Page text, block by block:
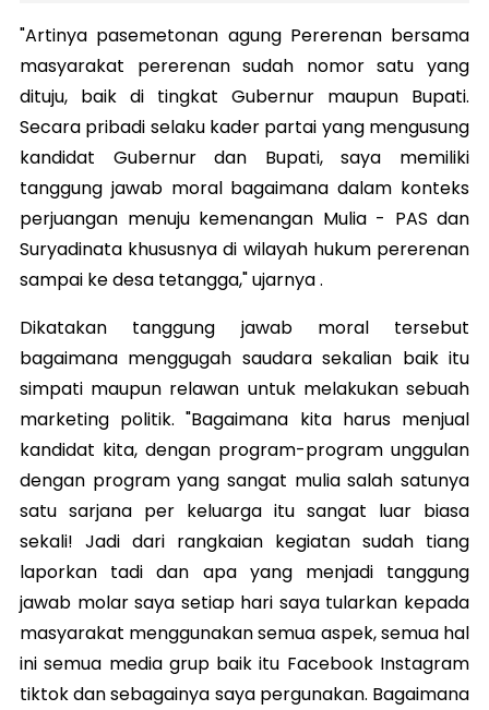
"Artinya pasemetonan agung Pererenan bersama
masyarakat pererenan sudah nomor satu yang
dituju, baik di tingkat Gubernur maupun Bupati.
Secara pribadi selaku kader partai yang mengusung
kandidat Gubernur dan Bupati, saya memiliki
tanggung jawab moral bagaimana dalam konteks
perjuangan menuju kemenangan Mulia - PAS dan
Suryadinata khususnya di wilayah hukum pererenan
sampai ke desa tetangga," ujarnya .
Dikatakan tanggung jawab moral tersebut
bagaimana menggugah saudara sekalian baik itu
simpati maupun relawan untuk melakukan sebuah
marketing politik. "Bagaimana kita harus menjual
kandidat kita, dengan program-program unggulan
dengan program yang sangat mulia salah satunya
satu sarjana per keluarga itu sangat luar biasa
sekali! Jadi dari rangkaian kegiatan sudah tiang
laporkan tadi dan apa yang menjadi tanggung
jawab molar saya setiap hari saya tularkan kepada
masyarakat menggunakan semua aspek, semua hal
ini semua media grup baik itu Facebook Instagram
tiktok dan sebagainya saya pergunakan. Bagaimana